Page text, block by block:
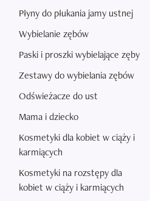
Płyny do płukania jamy ustnej
Wybielanie zębów
Paski i proszki wybielające zęby
Zestawy do wybielania zębów
Odświeżacze do ust
Mama i dziecko
Kosmetyki dla kobiet w ciąży i
karmiących
Kosmetyki na rozstępy dla
kobiet w ciąży i karmiących